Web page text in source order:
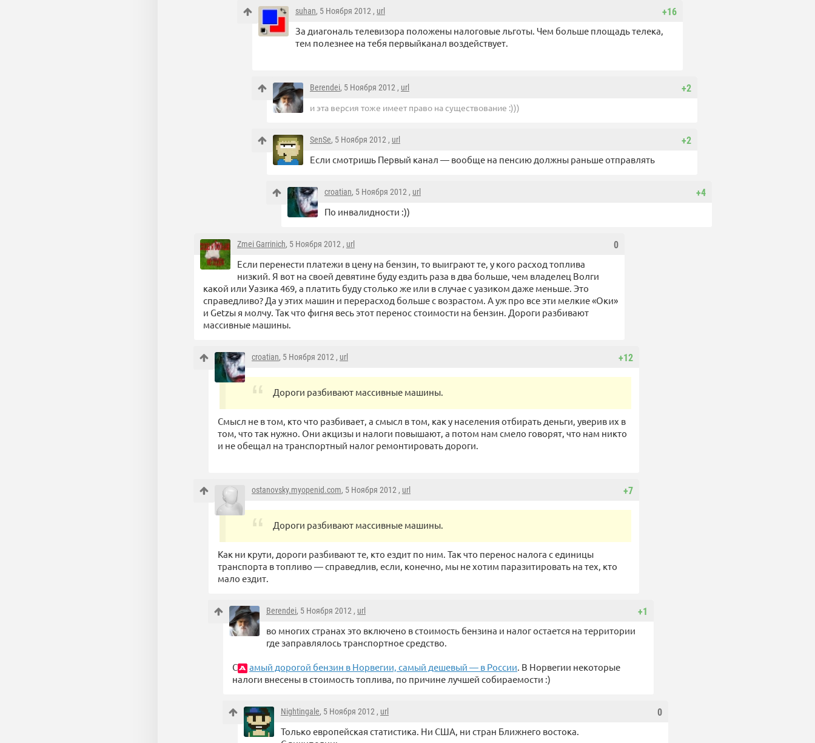
+16
suhan, 5 Ноября 2012 , url
За диагональ телевизора положены налоговые льготы. Чем больше площадь телека,
тем полезнее на тебя первыйканал воздействует.
+2
Berendei, 5 Ноября 2012 , url
и эта версия тоже имеет право на существование :)))
+2
SenSe, 5 Ноября 2012 , url
Если смотришь Первый канал — вообще на пенсию должны раньше отправлять
+4
croatian, 5 Ноября 2012 , url
По инвалидности :))
0
Zmei Garrinich, 5 Ноября 2012 , url
Если перенести платежи в цену на бензин, то выиграют те, у кого расход топлива
низкий. Я вот на своей девятине буду ездить раза в два больше, чем владелец Волги
какой или Уазика 469, а платить буду столько же или в случае с уазиком даже меньше. Это
справедливо? Да у этих машин и перерасход больше с возрастом. А уж про все эти мелкие «Оки»
и Getzы я молчу. Так что фигня весь этот перенос стоимости на бензин. Дороги разбивают
массивные машины.
+12
croatian, 5 Ноября 2012 , url
Дороги разбивают массивные машины.
Смысл не в том, кто что разбивает, а смысл в том, как у населения отбирать деньги, уверив их в
том, что так нужно. Они акцизы и налоги повышают, а потом нам смело говорят, что нам никто
и не обещал на транспортный налог ремонтировать дороги.
+7
ostanovsky.myopenid.com, 5 Ноября 2012 , url
Дороги разбивают массивные машины.
Как ни крути, дороги разбивают те, кто ездит по ним. Так что перенос налога с единицы
транспорта в топливо — справедлив, если, конечно, мы не хотим паразитировать на тех, кто
мало ездит.
+1
Berendei, 5 Ноября 2012 , url
во многих странах это включено в стоимость бензина и налог остается на территории
где заправлялось транспортное средство.
С амый дорогой бензин в Норвегии, самый дешевый — в России. В Норвегии некоторые
налоги внесены в стоимость топлива, по причине лучшей собираемости :)
0
Nightingale, 5 Ноября 2012 , url
Только европейская статистика. Ни США, ни стран Ближнего востока.